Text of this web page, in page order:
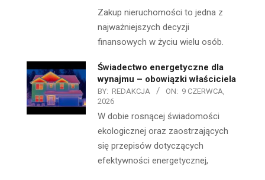
Zakup nieruchomości to jedna z
najważniejszych decyzji
finansowych w życiu wielu osób.
Świadectwo energetyczne dla
wynajmu – obowiązki właściciela
BY: REDAKCJA ON: 9 CZERWCA,
2026
W dobie rosnącej świadomości
ekologicznej oraz zaostrzających
się przepisów dotyczących
efektywności energetycznej,